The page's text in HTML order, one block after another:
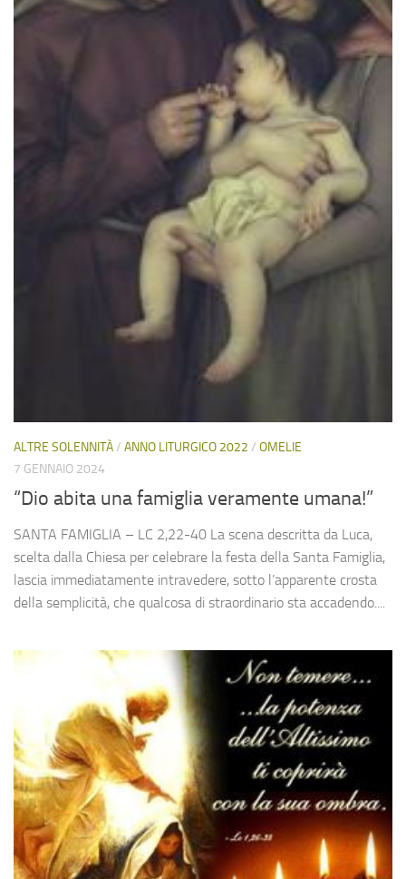
ALTRE SOLENNITÀ/ ANNO LITURGICO 2022 / OMELIE
7 GENNAIO 2024
“Dio abita una famiglia veramente umana!”
SANTA FAMIGLIA – LC 2,22-40 La scena descritta da Luca,
scelta dalla Chiesa per celebrare la festa della Santa Famiglia,
lascia immediatamente intravedere, sotto l’apparente crosta
della semplicità, che qualcosa di straordinario sta accadendo....